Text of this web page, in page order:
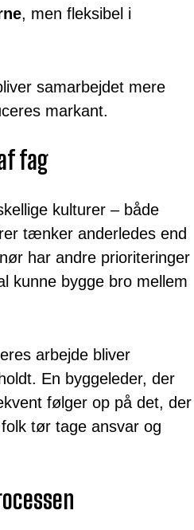
, men fleksibel i
samarbejdet mere
markant.
fag
kulturer – både
tænker anderledes end
har andre prioriteringer
kunne bygge bro mellem
arbejde bliver
En byggeleder, der
følger op på det, der
tør tage ansvar og